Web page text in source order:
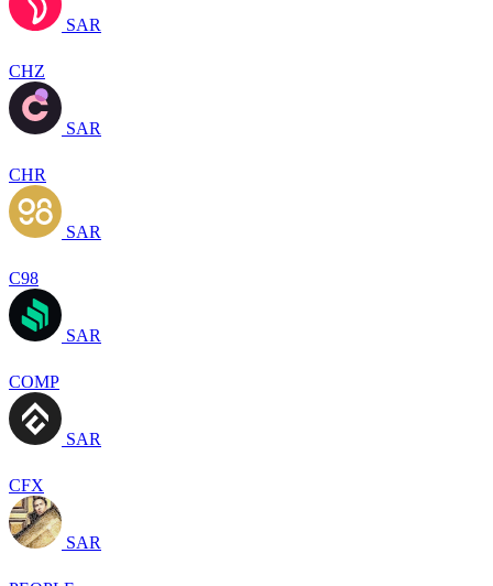
SAR
CHZ
SAR
CHR
SAR
C98
SAR
COMP
SAR
CFX
SAR